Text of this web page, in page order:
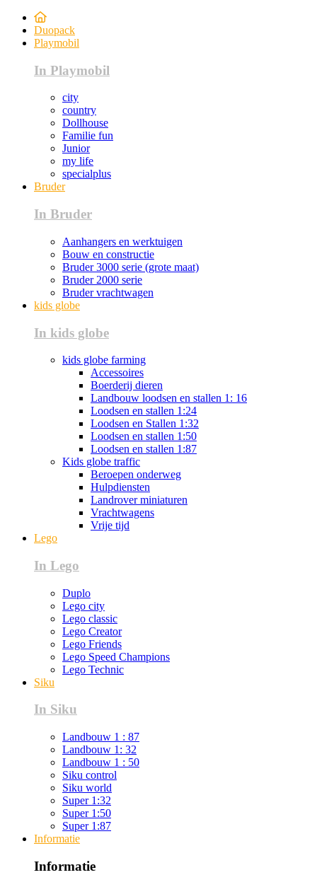
Duopack
Playmobil
In Playmobil
city
country
Dollhouse
Familie fun
Junior
my life
specialplus
Bruder
In Bruder
Aanhangers en werktuigen
Bouw en constructie
Bruder 3000 serie (grote maat)
Bruder 2000 serie
Bruder vrachtwagen
kids globe
In kids globe
kids globe farming
Accessoires
Boerderij dieren
Landbouw loodsen en stallen 1: 16
Loodsen en stallen 1:24
Loodsen en Stallen 1:32
Loodsen en stallen 1:50
Loodsen en stallen 1:87
Kids globe traffic
Beroepen onderweg
Hulpdiensten
Landrover miniaturen
Vrachtwagens
Vrije tijd
Lego
In Lego
Duplo
Lego city
Lego classic
Lego Creator
Lego Friends
Lego Speed Champions
Lego Technic
Siku
In Siku
Landbouw 1 : 87
Landbouw 1: 32
Landbouw 1 : 50
Siku control
Siku world
Super 1:32
Super 1:50
Super 1:87
Informatie
Informatie